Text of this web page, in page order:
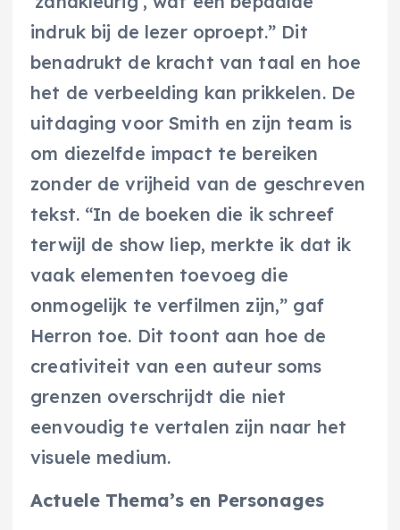
indruk bij de lezer oproept.” Dit
benadrukt de kracht van taal en hoe
het de verbeelding kan prikkelen. De
uitdaging voor Smith en zijn team is
om diezelfde impact te bereiken
zonder de vrijheid van de geschreven
tekst. “In de boeken die ik schreef
terwijl de show liep, merkte ik dat ik
vaak elementen toevoeg die
onmogelijk te verfilmen zijn,” gaf
Herron toe. Dit toont aan hoe de
creativiteit van een auteur soms
grenzen overschrijdt die niet
eenvoudig te vertalen zijn naar het
visuele medium.
Actuele Thema’s en Personages